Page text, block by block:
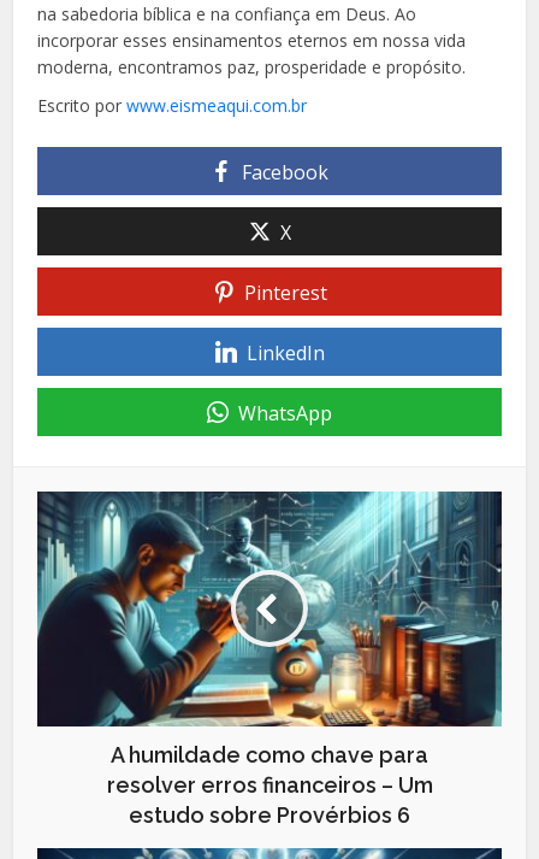
na sabedoria bíblica e na confiança em Deus. Ao
incorporar esses ensinamentos eternos em nossa vida
moderna, encontramos paz, prosperidade e propósito.
Escrito porwww.eismeaqui.com.br
Facebook
X
Pinterest
LinkedIn
WhatsApp
A humildade como chave para
resolver erros financeiros – Um
estudo sobre Provérbios 6